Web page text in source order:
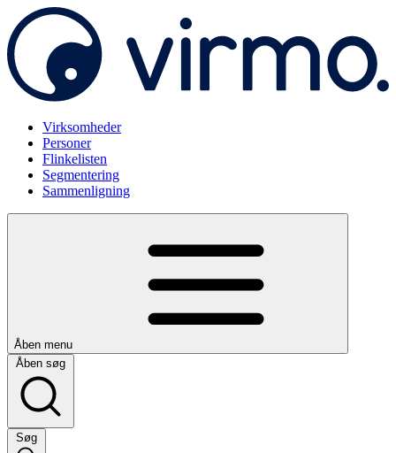
Virksomheder
Personer
Flinkelisten
Segmentering
Sammenligning
Åben menu
Åben søg
Søg